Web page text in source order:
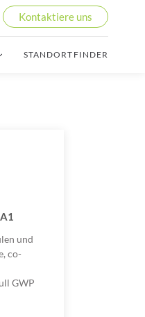
Kontaktiere uns
STANDORTFINDER
und
co-
GWP